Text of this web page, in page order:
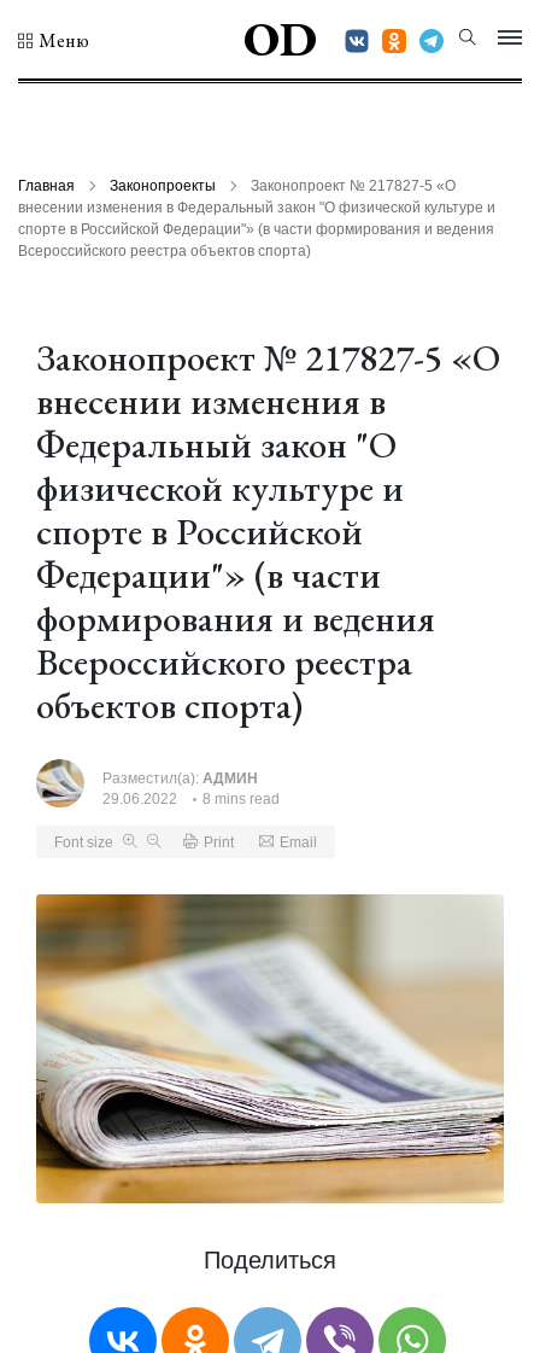
Меню OD
Главная Законопроекты
Законопроект № 217827-5 «О
внесении изменения в Федеральный закон "О физической культуре и
спорте в Российской Федерации"» (в части формирования и ведения
Всероссийского реестра объектов спорта)
Законопроект № 217827-5 «О
внесении изменения в
Федеральный закон "О
физической культуре и
спорте в Российской
Федерации"» (в части
формирования и ведения
Всероссийского реестра
объектов спорта)
Разместил(а): АДМИН
29.06.2022
8 mins read
Font size Print Email
Поделиться